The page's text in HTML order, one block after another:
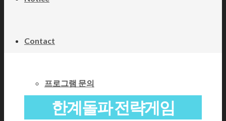
Contact
프로그램 문의
한계돌파 전략게임